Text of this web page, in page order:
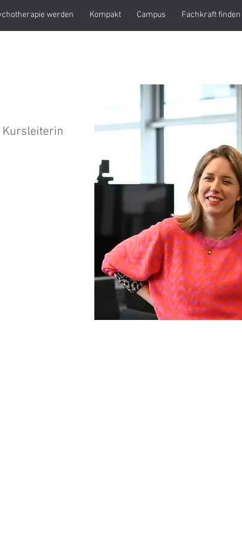
werden Kompakt Campus Fachkraft finden
Kursleiterin